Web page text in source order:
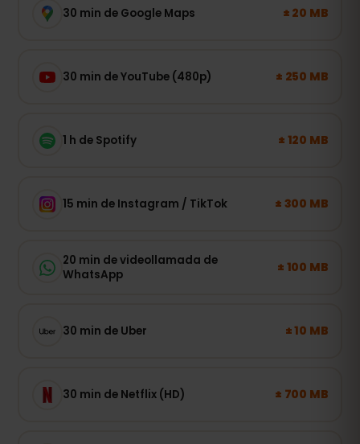
30 min de Google Maps ± 20 MB
30 min de YouTube (480p) ± 250 MB
1 h de Spotify ± 120 MB
15 min de Instagram / TikTok ± 300 MB
20 min de videollamada de
WhatsApp
± 100 MB
30 min de Uber ± 10 MB
30 min de Netflix (HD) ± 700 MB